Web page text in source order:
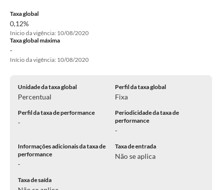
Taxa global
0,12%
Inicio da vigência: 10/08/2020
Taxa global máxima
-
Início da vigência: 10/08/2020
Unidade da taxa global
Percentual
Perfil da taxa global
Fixa
Perfil da taxa de performance
-
Periodicidade da taxa de
performance
-
Informações adicionais da taxa de
performance
-
Taxa de entrada
Não se aplica
Taxa de saída